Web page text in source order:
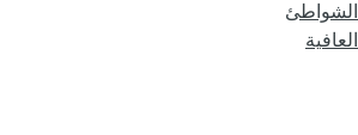
الشواطئ
العافية